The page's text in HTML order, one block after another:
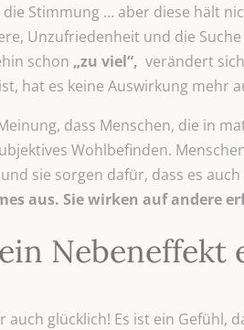
Stimmung … aber diese hält
Unzufriedenheit und die
schon „zu viel“, verändert
hat es keine Auswirkung mehr
dass Menschen, die in
Wohlbefinden.
sie sorgen dafür, dass es
aus. Sie wirken auf andere
Nebeneffekt
glücklich! Es ist ein Gefühl,